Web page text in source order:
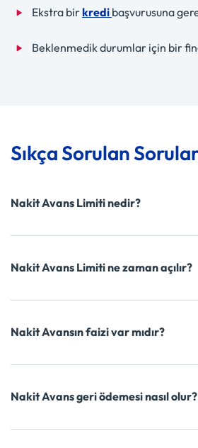
Ekstra birkredi başvurusuna
Beklenmedik durumlar için bir
Sıkça Sorulan
Nakit Avans Limiti nedir?
Nakit Avans Limiti ne zaman açılır?
Nakit Avansın faizi var mıdır?
Nakit Avans geri ödemesi nasıl olur?